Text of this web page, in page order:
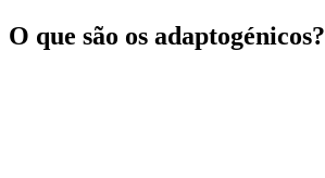
O que são os adaptogénicos?